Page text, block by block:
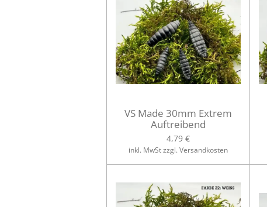
VS Made 30mm Extrem
Auftreibend
4,79 €
inkl. MwSt zzgl. Versandkosten